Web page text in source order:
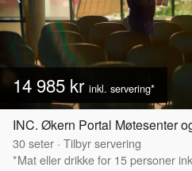
14 985 kr inkl. servering*
INC. Økern Portal Møtesenter
30seter · Tilbyr servering
*Mat eller drikke for 15 personer